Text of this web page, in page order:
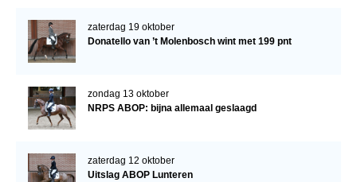
zaterdag 19 oktober
Donatello van ’t Molenbosch wint met 199 pnt
zondag 13 oktober
NRPS ABOP: bijna allemaal geslaagd
zaterdag 12 oktober
Uitslag ABOP Lunteren